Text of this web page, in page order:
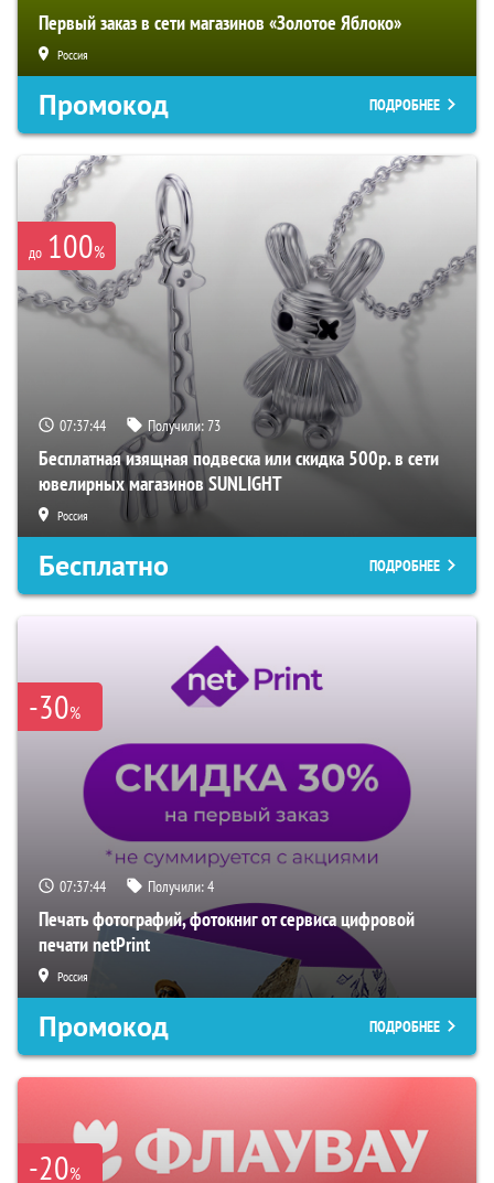
Первый заказ в сети магазинов «Золотое Яблоко»
Россия
Промокод ПОДРОБНЕЕ
до 100%
07:37:43 Получили:73
Бесплатная изящная подвеска или скидка 500р. в сети
ювелирных магазинов SUNLIGHT
Россия
Бесплатно ПОДРОБНЕЕ
-30%
07:37:43 Получили:4
Печать фотографий, фотокниг от сервиса цифровой
печати netPrint
Россия
Промокод ПОДРОБНЕЕ
-20%